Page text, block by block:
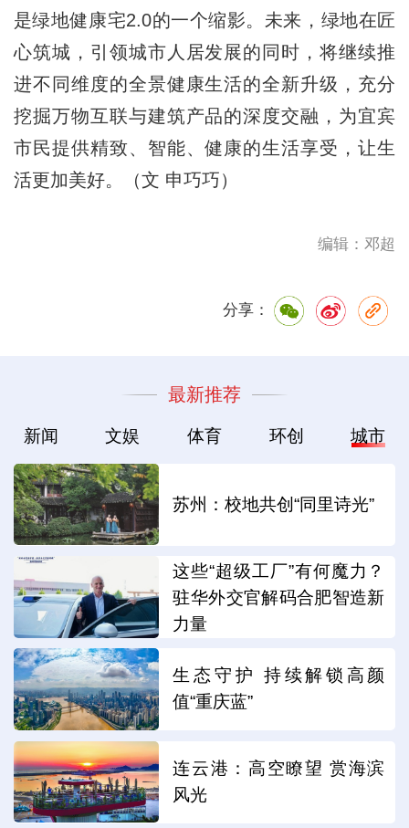
是绿地健康宅2.0的一个缩影。未来，绿地在匠
心筑城，引领城市人居发展的同时，将继续推
进不同维度的全景健康生活的全新升级，充分
挖掘万物互联与建筑产品的深度交融，为宜宾
市民提供精致、智能、健康的生活享受，让生
活更加美好。（文 申巧巧）
编辑：邓超
分享：
最新推荐
新闻 文娱 体育 环创 城市
苏州：校地共创“同里诗光”
这些“超级工厂”有何魔力？
驻华外交官解码合肥智造新
力量
生态守护 持续解锁高颜
值“重庆蓝”
连云港：高空瞭望 赏海滨
风光